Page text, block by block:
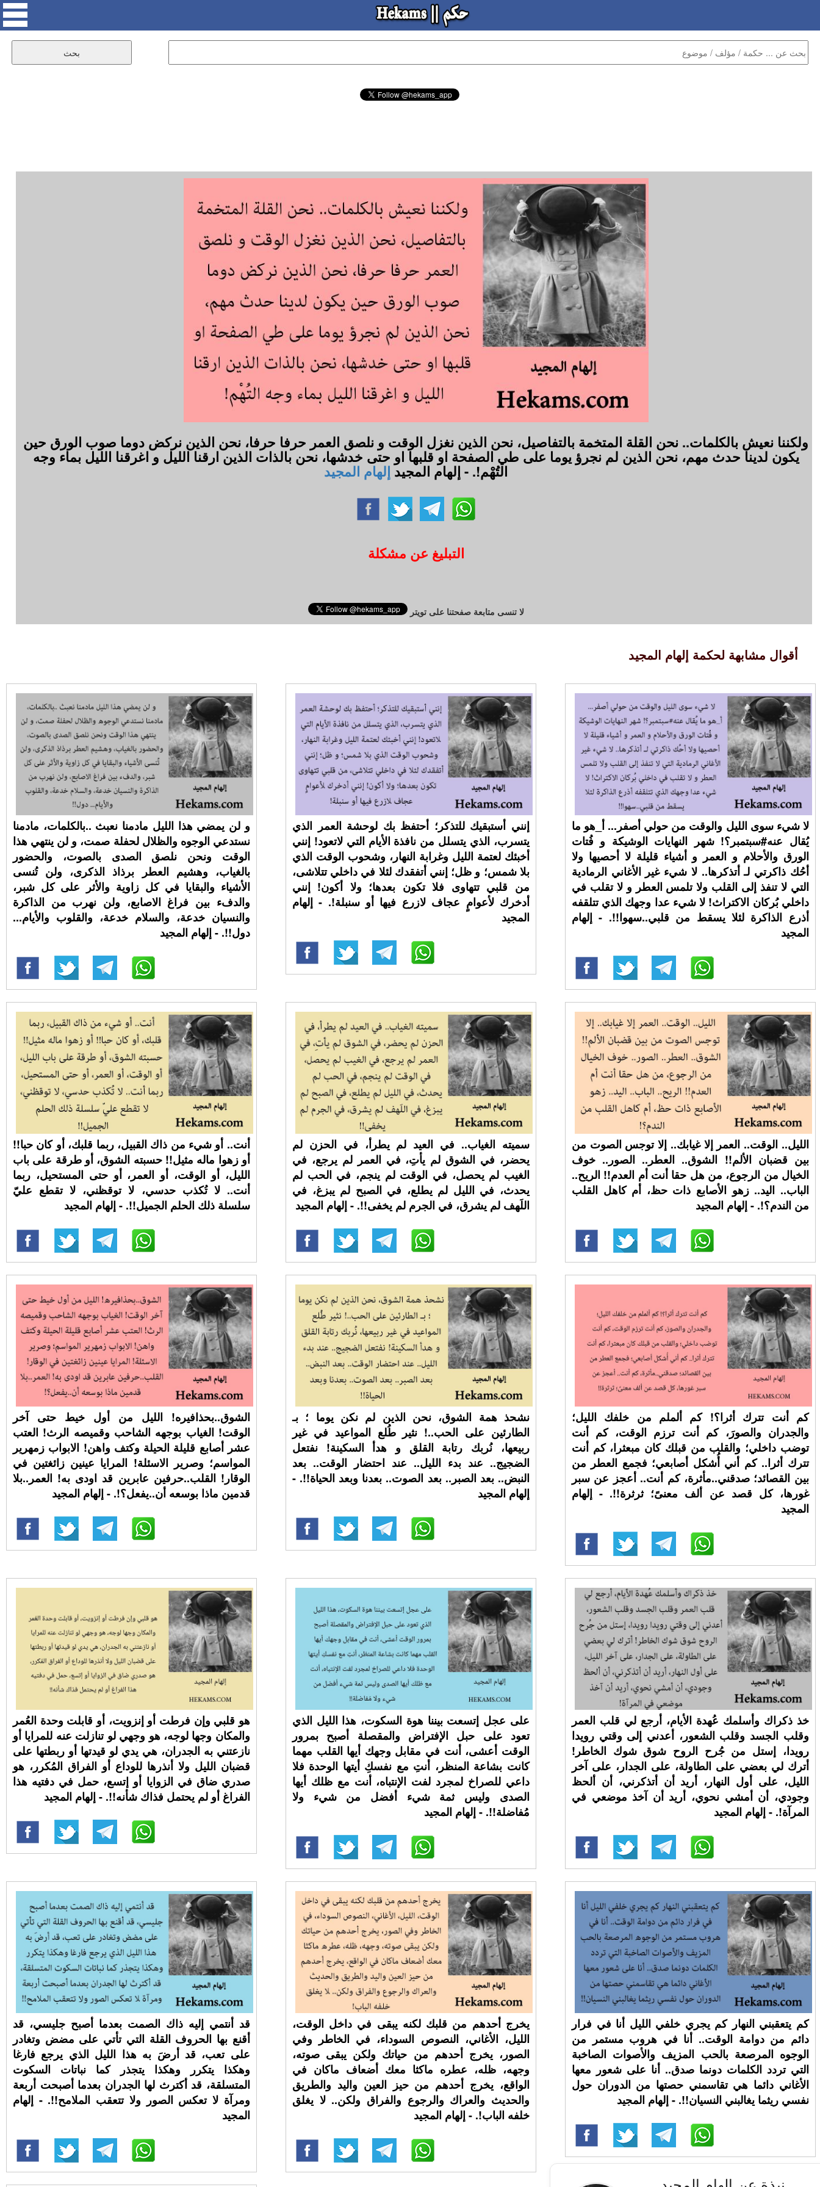
ولكننا نعيش بالكلمات.. نحن القلة المتخمة بالتفاصيل، نحن الذين نغزل الوقت و نلصق العمر حرفا حرفا، نحن الذين نركض دوما صوب الورق حين
يكون لدينا حدث مهم، نحن الذين لم نجرؤ يوما على طي الصفحة او قلبها او حتى خدشها، نحن بالذات الذين ارقنا الليل و اغرقنا الليل بماء وجه
التُهْم!. - إلهام المجيدإلهام المجيد
التبليغ عن مشكلة
لا تنسى متابعة صفحتنا على تويتر
أقوال مشابهة لحكمة إلهام المجيد
و لن يمضي هذا الليل مادمنا نعبث ..بالكلمات، مادمنا
نستدعي الوجوه والظلال لحفلة صمت، و لن ينتهي هذا
الوقت ونحن نلصق الصدى بالصوت، والحضور
بالغياب، وهشيم العطر برذاذ الذكرى، ولن تُنسى
الأشياء والبقايا في كل زاوية والأثر على كل شبر،
والدفء بين فراغ الاصابع، ولن نهرب من الذاكرة
والنسيان خدعة، والسلام خدعة، والقلوب والأيام...
دول!!. - إلهام المجيد
إنني أستبقيك للتذكر؛ أحتفظ بك لوحشة العمر الذي
يتسرب، الذي يتسلل من نافذة الأيام التي لاتعود! إنني
أخبئك لعتمة الليل وغرابة النهار، وشحوب الوقت الذي
بلا شمس؛ و ظل؛ إنني أتفقدك لئلا في داخلي تتلاشى،
من قلبي تتهاوى فلا تكون بعدها؛ ولا أكون! إنني
أدخرك لأعوامٍ عجاف لازرع فيها أو سنبلة!. - إلهام
المجيد
لا شيء سوى الليل والوقت من حولي أصفر... أ_هو ما
يُقال عنه#سبتمبر؟! شهر النهايات الوشيكة و فُتات
الورق والأحلام و العمر و أشياء قليلة لا أحصيها ولا
أحُك ذاكرتي لـ أتذكرها.. لا شيء غير الأغاني الرمادية
التي لا تنفذ إلى القلب ولا تلمس العطر و لا تقلب في
داخلي بُركان الاكتراث! لا شيء عدا وجهك الذي تتلقفه
أذرع الذاكرة لئلا يسقط من قلبي..سهوا!!. - إلهام
المجيد
أنت.. أو شيء من ذاك القبيل، ربما قلبك، أو كان حبا!!
أو زهوا ماله مثيل!! حسبته الشوق، أو طرقة على باب
الليل، أو الوقت، أو العمر، أو حتى المستحيل، ربما
أنت.. لا تُكذب حدسي، لا توقظني، لا تقطع عليّ
سلسلة ذلك الحلم الجميل!!. - إلهام المجيد
سميته الغياب.. في العيد لم يطرأ، في الحزن لم
يحضر، في الشوق لم يأتِ، في العمر لم يرجع، في
الغيب لم يحصل، في الوقت لم ينجم، في الحب لم
يحدث، في الليل لم يطلع، في الصبح لم يبزغ، في
اللَهف لم يشرق، في الجرم لم يخفى!!. - إلهام المجيد
الليل.. الوقت.. العمر إلا غيابك.. إلا توجس الصوت من
بين قضبان الألم!! الشوق.. العطر.. الصور.. خوف
الخيال من الرجوع، من هل حقا أنت أم العدم!! الريح..
الباب.. اليد.. زهو الأصابع ذات حظ، أم كاهل القلب
من الندم؟!. - إلهام المجيد
الشوق..بحذافيره! الليل من أول خيط حتى آخر
الوقت! الغياب بوجهه الشاحب وقميصه الرث! العتب
عشر أصابع قليلة الحيلة وكتف واهن! الابواب زمهرير
المواسم؛ وصرير الاسئلة! المرايا عينين زائغتين في
الوقار! القلب..حرفين عابرين قد اودى به! العمر..بلا
قدمين ماذا بوسعه أن..يفعل؟!. - إلهام المجيد
نشحذ همة الشوق، نحن الذين لم نكن يوما ؛ بـ
الطارئين على الحب..! نثير طُلع المواعيد في غير
ربيعها، نُربك رتابة القلق و هدأ السكينة! نفتعل
الضجيج.. عند بدء الليل.. عند احتضار الوقت.. بعد
النبض.. بعد الصبر.. بعد الصوت.. بعدنا وبعد الحياة!!. -
إلهام المجيد
كم أنت تترك أثرا؟! كم ألملم من خلفك الليل؛
والجدران والصورَ، كم أنت ترزم الوقت، كم أنت
توضب داخلي؛ والقلب من قبلك كان مبعثرا، كم أنت
تترك أثرا.. كم أني أُشكل أصابعي؛ فجمع العطر من
بين القصائد؛ صدقني..مأثرة، كم أنت.. أعجز عن سبر
غورها، كل قصد عن ألف معنىً؛ ثرثرة!!. - إلهام
المجيد
هو قلبي وإن فرطت أو إنزويت، أو قابلت وحدة العُمر
والمكان وجها لوجه، هو وجهي لو تنازلت عنه للمرايا أو
نازعتني به الجدران، هي يدي لو قيدتها أو ربطتها على
قضبان الليل ولا أنذرها للوداع أو الفراق المُكرر، هو
صدري ضاق في الزوايا أو إتسع، حمل في دفتيه هذا
الفراغ أو لم يحتمل فذاك شأنه!!. - إلهام المجيد
على عجل إتسعت بيننا هوة السكوت، هذا الليل الذي
تعود على حبل الإفتراض والمقصلة أصبح بمرور
الوقت أعشى، أنت في مقابل وجهك أيها القلب مهما
كانت بشاعة المنظر، أنتِ مع نفسكِ أيتها الوحدة فلا
داعي للصراخ لمجرد لفت الإنتباه، أنت مع ظلك أيها
الصدى وليس ثمة شيء أفضل من شيء ولا
مُفاضلة!!. - إلهام المجيد
خذ ذكراك وأسلمك عُهدة الأيام، أرجع لي قلب العمر
وقلب الجسد وقلب الشعور، أعدني إلى وقتي رويدا
رويدا، إستل من جُرح الروح شوق شوك الخاطر!
أترك لي بعضي على الطاولة، على الجدار، على آخر
الليل، على أول النهار، أريد أن أتذكرني، أن ألحظ
وجودي، أن أمشي نحوي، أريد أن آخذ موضعي في
المرآة!. - إلهام المجيد
قد أنتمي إليه ذاك الصمت بعدما أصبح جليسي، قد
أقنع بها الحروف القلة التي تأتي على مضض وتغادر
على تعب، قد أرضَ به هذا الليل الذي يرجع فارغا
وهكذا يتكرر وهكذا يتجذر كما نباتات السكوت
المتسلقة، قد أكترث لها الجدران بعدما أصبحت أربعة
ومرآة لا تعكس الصور ولا تتعقب الملامح!!. - إلهام
المجيد
يخرج أحدهم من قلبك لكنه يبقى في داخل الوقت،
الليل، الأغاني، النصوص السوداء، في الخاطر وفي
الصور، يخرج أحدهم من حياتك ولكن يبقى صوته،
وجهه، ظله، عطره ماكثا معك أضعاف ماكان في
الواقع، يخرج أحدهم من حيز العين واليد والطريق
والحديث والعراك والرجوع والفراق ولكن.. لا يغلق
خلفه الباب!. - إلهام المجيد
كم يتعقبني النهار كم يجري خلفي الليل أنا في فرار
دائم من دوامة الوقت.. أنا في هروب مستمر من
الوجوه المرصعة بالحب المزيف والأصوات الصاخبة
التي تردد الكلمات دونما صدق.. أنا على شعور معها
الأغاني دائما هي تقاسمني حصتها من الدوران حول
نفسي ريثما يغالبني النسيان!!. - إلهام المجيد